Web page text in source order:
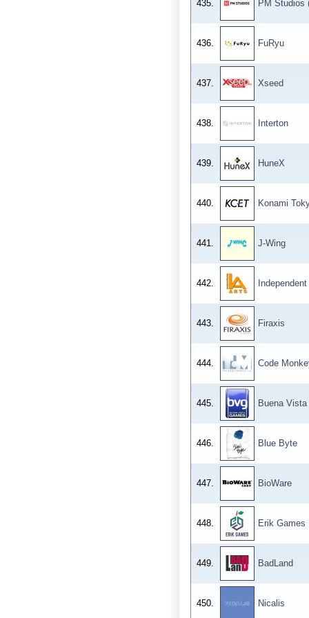
435. PM Studios
436. FuRyu
437. Xseed
438. Interton
439. HuneX
440. Konami
441. J-Wing
442.
443. Firaxis
444. Code
445. Buena Vista
446. Blue Byte
447. BioWare
448. Erik Games
449. BadLand
450. Nicalis